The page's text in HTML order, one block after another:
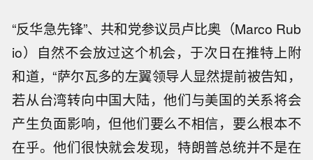
“反华急先锋”、共和党参议员卢比奥（Marco Rub
io）自然不会放过这个机会，于次日在推特上附
和道，“萨尔瓦多的左翼领导人显然提前被告知，
若从台湾转向中国大陆，他们与美国的关系将会
产生负面影响，但他们要么不相信，要么根本不
在乎。他们很快就会发现，特朗普总统并不是在